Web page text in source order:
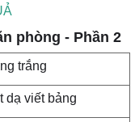
phòng - Phần 2
trắng
dạ viết bảng